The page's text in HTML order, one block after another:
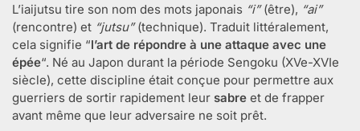
L’iaijutsu tire son nom des mots japonais “i”(être), “ai”
(rencontre) et “jutsu”(technique). Traduit littéralement,
cela signifie “l’art de répondre à une attaque avec une
épée“. Né au Japon durant la période Sengoku (XVe-XVIe
siècle), cette discipline était conçue pour permettre aux
guerriers de sortir rapidement leur sabre et de frapper
avant même que leur adversaire ne soit prêt.